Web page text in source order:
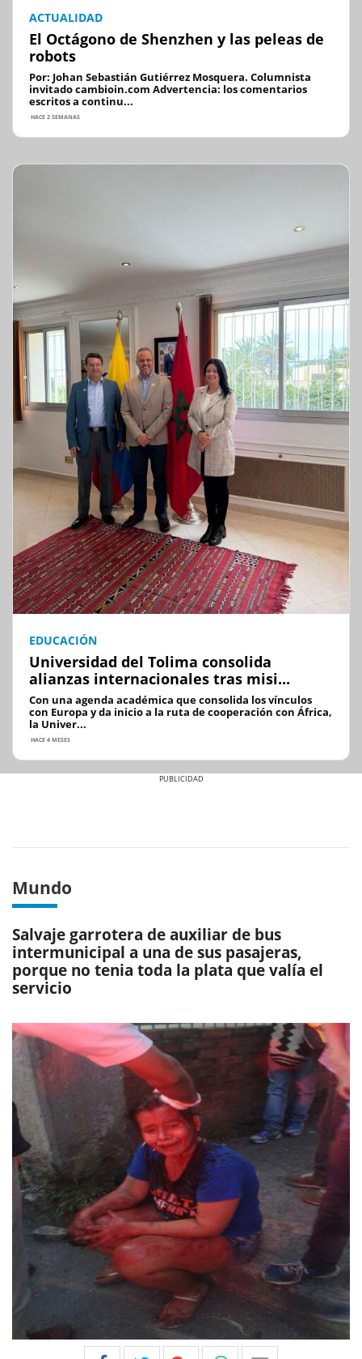
ACTUALIDAD
El Octágono de Shenzhen y las peleas de
robots
Por: Johan Sebastián Gutiérrez Mosquera. Columnista
invitado cambioin.com Advertencia: los comentarios
escritos a continu...
HACE 2 SEMANAS
EDUCACIÓN
Universidad del Tolima consolida
alianzas internacionales tras misi...
Con una agenda académica que consolida los vínculos
con Europa y da inicio a la ruta de cooperación con África,
la Univer...
HACE 4 MESES
Mundo
Salvaje garrotera de auxiliar de bus
intermunicipal a una de sus pasajeras,
porque no tenia toda la plata que valía el
servicio